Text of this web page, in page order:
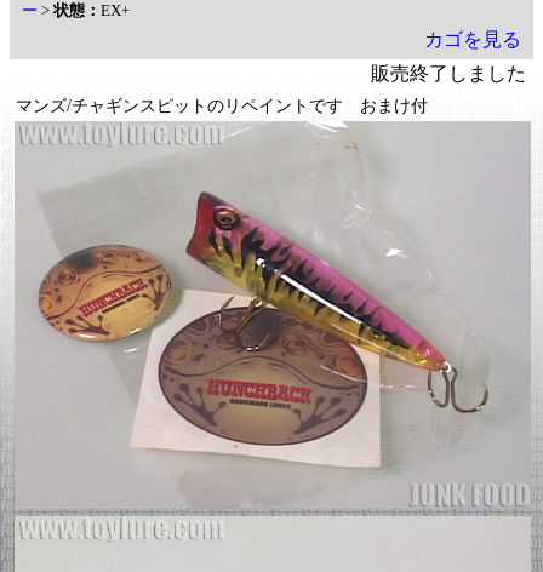
ー >状態： EX+
カゴを見る
販売終了しました
マンズ/チャギンスピットのリペイントです おまけ付